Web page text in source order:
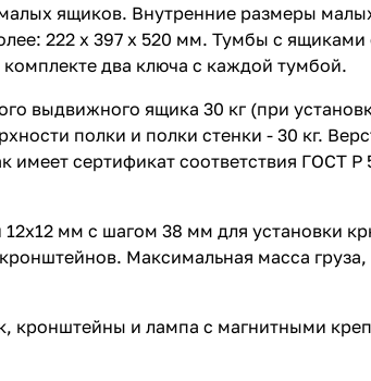
ящиков. Внутренние размеры
222 х 397 х 520 мм. Тумбы с
два ключа с каждой тумбой.
выдвижного ящика 30 кг (при
полки и полки стенки - 30 кг.
сертификат соответствия ГОСТ Р
мм с шагом 38 мм для установки
Максимальная масса
кронштейны и лампа с магнитными